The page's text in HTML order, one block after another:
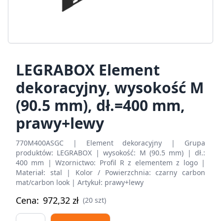
LEGRABOX Element
dekoracyjny, wysokość M
(90.5 mm), dł.=400 mm,
prawy+lewy
770M400ASGC | Element dekoracyjny | Grupa
produktów: LEGRABOX | wysokość: M (90.5 mm) | dł.:
400 mm | Wzornictwo: Profil R z elementem z logo |
Materiał: stal | Kolor / Powierzchnia: czarny carbon
mat/carbon look | Artykuł: prawy+lewy
Cena: 972,32 zł (20 szt)
LEGRABOX